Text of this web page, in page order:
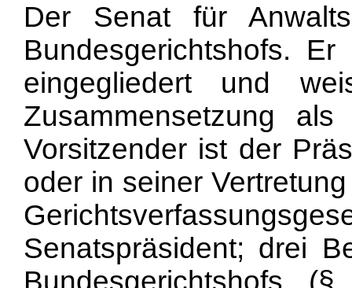
Der Senat für
Bundesgerichtshofs.
eingegliedert und
Zusammensetzung
Vorsitzender ist der
oder in seiner
Senatspräsident; drei
Bundesgerichtshofs